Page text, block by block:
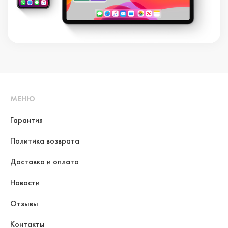
МЕНЮ
Гарантия
Политика возврата
Доставка и оплата
Новости
Отзывы
Контакты